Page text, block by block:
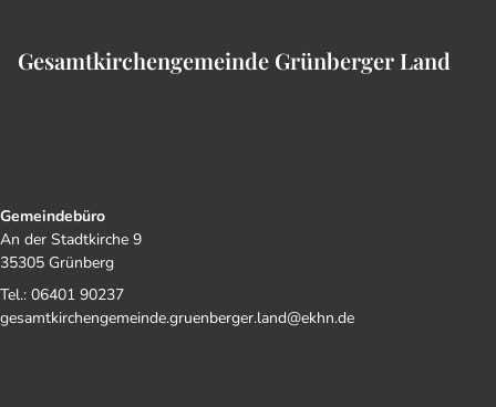
Gesamtkirchengemeinde Grünberger Land
Gemeindebüro
An der Stadtkirche 9
35305 Grünberg
Tel.: 06401 90237
gesamtkirchengemeinde.gruenberger.land@ekhn.de